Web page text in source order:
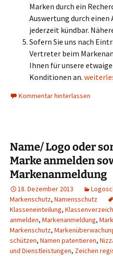
Marken durch ein
Auswertung durch einen
jederzeit kündbar.
Sofern Sie uns nach
Vertreter beim
Ihnen für unsere
Konditionen an. Kosten
Kommentar hinterlassen
Name/ Logo oder
Marke anmelden
Markenanmeldung
18. Dezember 2013
Markenschutz, Namensschutz
Klasseneinteilung,
anmelden, Markenanmeldung,
Markenschutz,
schützen, Namen patentieren,
und Dienstleistungen, Zeichen